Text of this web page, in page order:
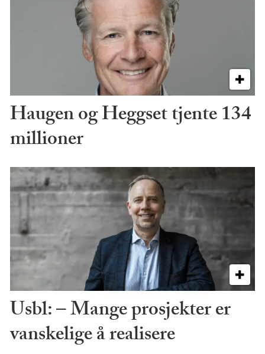
Haugen og Heggset tjente 134
millioner
Usbl: – Mange prosjekter er
vanskelige å realisere